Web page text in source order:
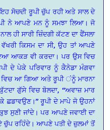
ਸੋਚਦੀ ਰੂਪੀ ਚੁੱਪ ਰਹੀ ਅਤੇ ਸਾਲ ਦੇ
ਨੇ ਆਪਣੇ ਮਨ ਨੂੰ ਸਮਝਾ ਲਿਆ। ਜੋ
ਹੀ ਸਾਰੀ ਜ਼ਿੰਦਗੀ ਕੱਟਣ ਦਾ ਫੈਂਸਲਾ
ਕਿਸਮ ਦਾ ਸੀ, ਉਹ ਤਾਂ ਆਪਣੇ
ਆਕੜ ਵੀ ਕਰਦਾ। ਪਰ ਉਸ ਵਿਚ
ਦੇ ਪੇਕੇ ਪਰਿਵਾਰ ਨੂੰ ਕੈਨੇਡਾ ਮੰਗਵਾ
ਆ ਗਿਆ ਅਤੇ ਰੂਪੀ ਂਨੂੰ ਮਾਰਨਾ
ਗੁੱਸੇ ਵਿਚ ਬੋਲਦਾ, “ਅਵਾਜ਼ ਮਾਰ
ਰੂਪੀ ਦੇ ਮਾਪੇ ਜੋ ਉਹਨਾਂ
ਸੁਣੀ ਜਾਂਦੇ। ਪਰ ਆਪਣੇ ਜਵਾਈ ਦਾ
ਚੁੱਪ ਰਹਿੰਦੇ। ਆਪਣੇ ਪਤੀ ਦੇ ਜ਼ੁਲਮਾਂ ਤੋਂ